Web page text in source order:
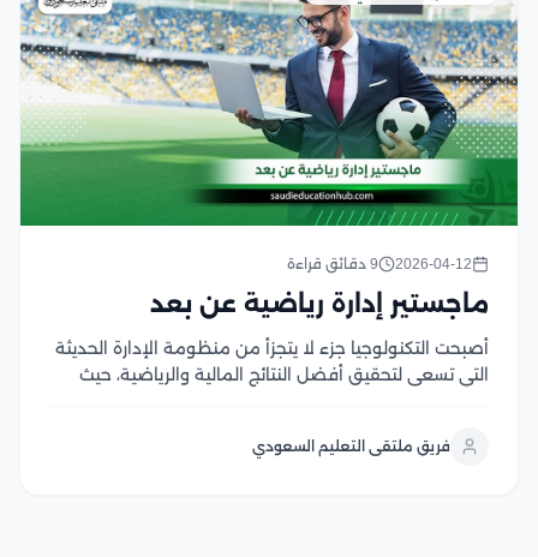
2026-04-12 9 دقائق قراءة
ماجستير إدارة رياضية عن بعد
أصبحت التكنولوجيا جزء لا يتجزأ من منظومة الإدارة الحديثة
التي تسعى لتحقيق أفضل النتائج المالية والرياضية، حيث
إلى القمة، تهدف الدراسة إلى بناء...
فريق ملتقى التعليم السعودي